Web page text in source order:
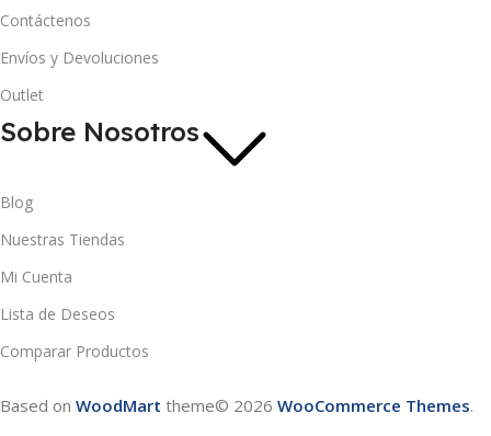
Contáctenos
Envíos y Devoluciones
Outlet
Sobre Nosotros
Blog
Nuestras Tiendas
Mi Cuenta
Lista de Deseos
Comparar Productos
Based on WoodMart theme© 2026 WooCommerce Themes.